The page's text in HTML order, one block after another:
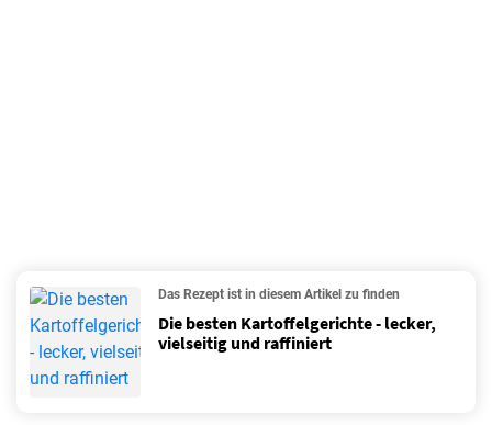
Das Rezept ist in diesem Artikel zu finden
Die besten Kartoffelgerichte - lecker,
vielseitig und raffiniert